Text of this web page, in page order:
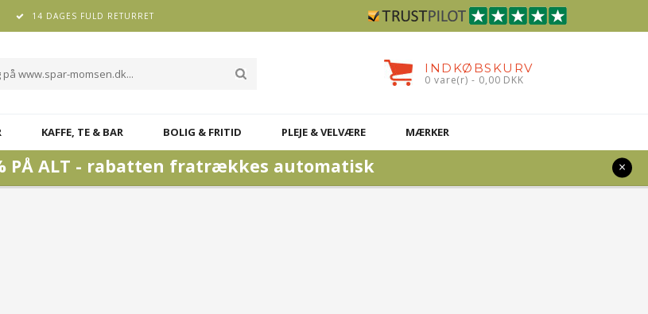
14 DAGES FULD RETURRET
INDKØBSKURV
0 vare(r) - 0,00 DKK
KAFFE, TE & BAR BOLIG & FRITID PLEJE & VELVÆRE MÆRKER
PÅ ALT - rabatten fratrækkes automatisk ×